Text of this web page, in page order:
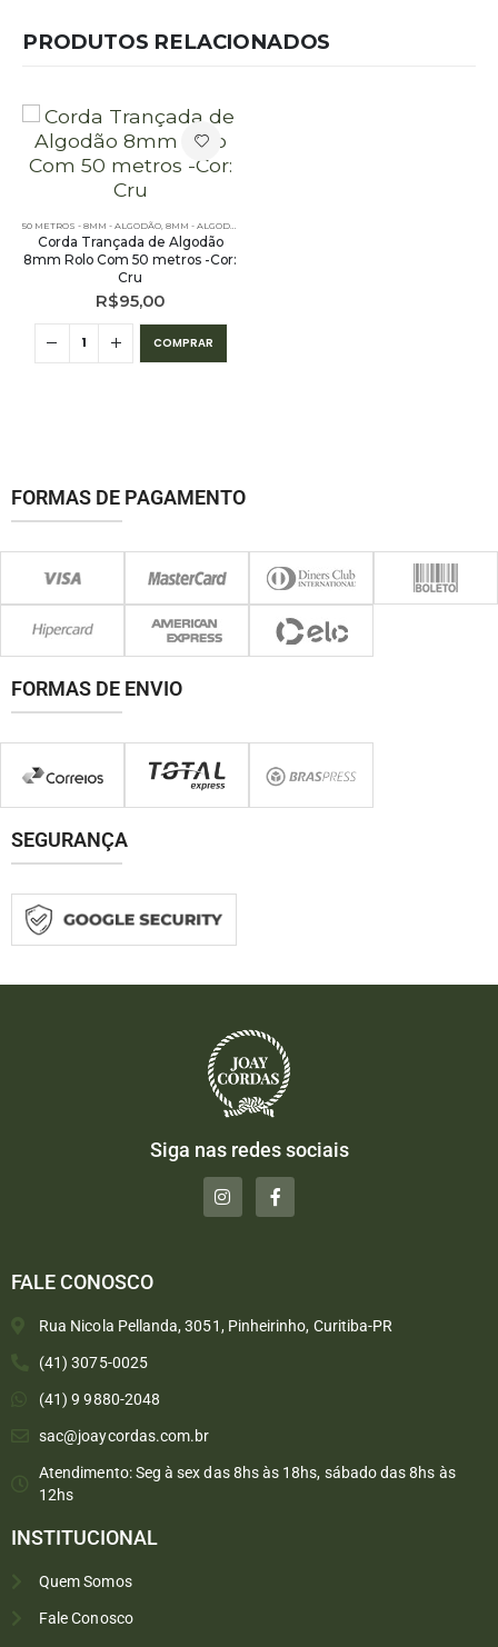
PRODUTOS RELACIONADOS
50 METROS - 8MM - ALGODÃO 8MM - ALGODÃO
Corda Trançada de Algodão
8mm Rolo Com 50 metros -Cor:
Cru
R$95,00
COMPRAR
FORMAS DE PAGAMENTO
FORMAS DE ENVIO
SEGURANÇA
Siga nas redes sociais
FALE CONOSCO
Rua Nicola Pellanda, 3051, Pinheirinho, Curitiba-PR
(41) 3075-0025
(41) 9 9880-2048
sac@joaycordas.com.br
Atendimento: Seg à sex das 8hs às 18hs, sábado das 8hs às
12hs
INSTITUCIONAL
Quem Somos
Fale Conosco